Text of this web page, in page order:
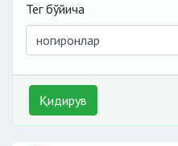
Тег бўйича
Қидирув